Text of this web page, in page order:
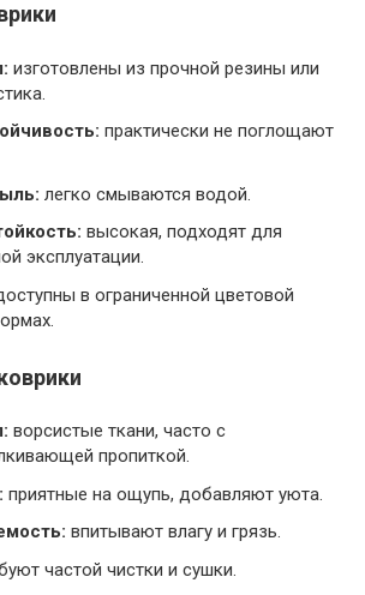
изготовлены из прочной резины или
практически не поглощают
легко смываются водой.
высокая, подходят для
эксплуатации.
в ограниченной цветовой
ворсистые ткани, часто с
пропиткой.
приятные на ощупь, добавляют уюта.
впитывают влагу и грязь.
частой чистки и сушки.